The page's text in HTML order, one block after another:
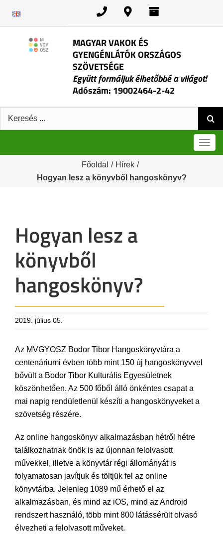
MAGYAR VAKOK ÉS
GYENGÉNLÁTÓK ORSZÁGOS
SZÖVETSÉGE
Együtt formáljuk élhetőbbé a világot!
Adószám: 19002464-2-42
Keresés:
Főoldal / Hírek /
Hogyan lesz a könyvből hangoskönyv?
Hogyan lesz a
könyvből
hangoskönyv?
2019. július 05.
Az MVGYOSZ Bodor Tibor Hangoskönyvtára a
centenáriumi évben több mint 150 új hangoskönyvvel
bővült a Bodor Tibor Kulturális Egyesületnek
köszönhetően. Az 500 főből álló önkéntes csapat a
mai napig rendületlenül készíti a hangoskönyveket a
szövetség részére.
Az online hangoskönyv alkalmazásban hétről hétre
találkozhatnak önök is az újonnan felolvasott
művekkel, illetve a könyvtár régi állományát is
folyamatosan javítjuk és töltjük fel az online
könyvtárba. Jelenleg 1089 mű érhető el az
alkalmazásban, és mind az iOS, mind az Android
rendszert használó, több mint 800 látássérült olvasó
élvezheti a felolvasott műveket.